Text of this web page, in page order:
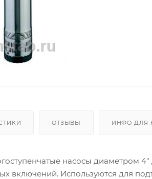
ОТЗЫВЫ ИНФО ДЛЯ
насосы диаметром 4"
включений. Используются для